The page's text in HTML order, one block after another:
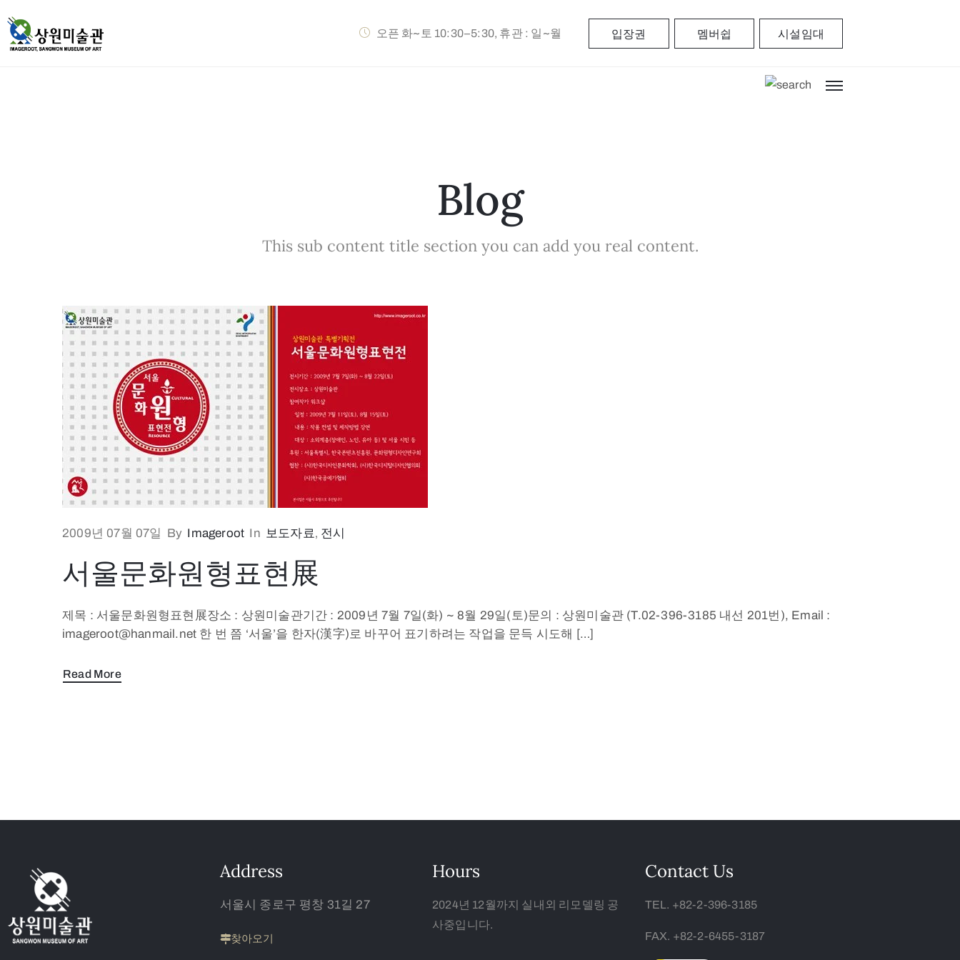
오픈 화~토 10:30–5:30, 휴관 : 일~월 입장권 멤버쉽 시설임대
Blog
This sub content title section you can add you real content.
2009년 07월 07일 By Imageroot In 보도자료‚ 전시
서울문화원형표현展
제목 : 서울문화원형표현展장소 : 상원미술관기간 : 2009년 7월 7일(화) ~ 8월 29일(토)문의 : 상원미술관 (T.02-396-3185 내선 201번), Email :
imageroot@hanmail.net 한 번 쯤 ‘서울’을 한자(漢字)로 바꾸어 표기하려는 작업을 문득 시도해 […]
Read More
Address
서울시 종로구 평창 31길 27
찾아오기
Hours
2024년 12월까지 실내외 리모델링 공
사중입니다.
Contact Us
TEL. +82-2-396-3185
FAX. +82-2-6455-3187